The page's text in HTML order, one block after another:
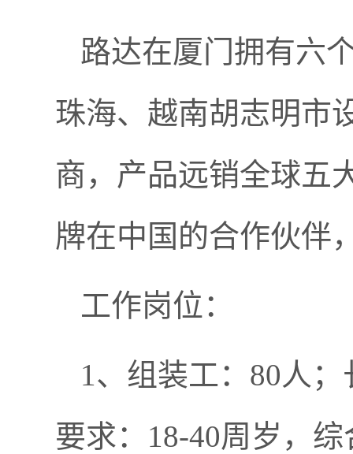
路达在厦门拥有六
珠海、越南胡志明市
商，产品远销全球五
牌在中国的合作伙伴
工作岗位：
1、组装工：80人
要求：18-40周岁，